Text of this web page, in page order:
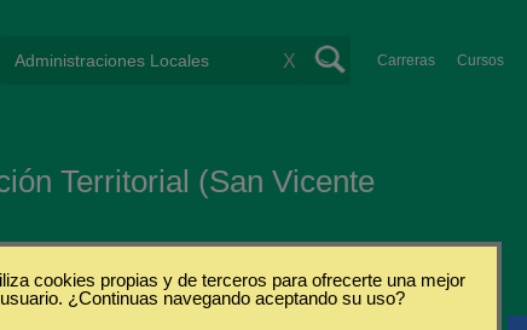
Carreras Cursos
X
Territorial (San Vicente
cookies propias y de terceros para ofrecerte una mejor
¿Continuas navegando aceptando su uso?